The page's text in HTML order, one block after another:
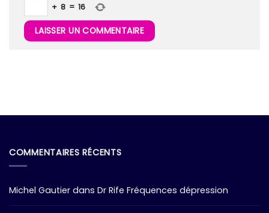
+ 8 = 16
COMMENTAIRES RÉCENTS
Michel Gautier dans Dr Rife Fréquences dépression